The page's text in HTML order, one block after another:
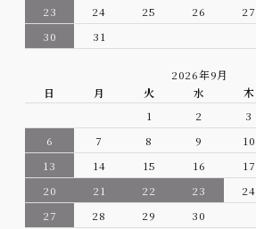
23
24 25 26 27
30
31
2026年9月
日
月 火 水 木
1
2 3
6
7 8 9 10
13
14 15 16 17
20
21 22 23 24
27
28 29 30